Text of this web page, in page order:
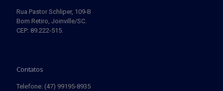
Rua Pastor Schliper, 109-B
Bom Retiro, Joinville/SC.
CEP: 89.222-515.
Contatos
Telefone: (47) 99195-8935